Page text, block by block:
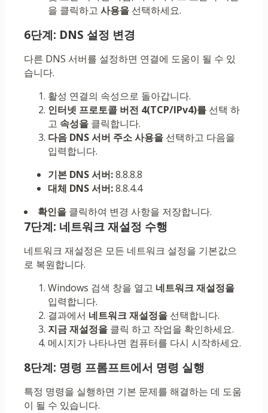
을 클릭하고 사용을 선택하세요.
6단계: DNS 설정 변경
다른 DNS 서버를 설정하면 연결에 도움이 될 수 있
습니다.
활성 연결의 속성으로 돌아갑니다.
인터넷 프로토콜 버전 4(TCP/IPv4)를 선택 하
고 속성을 클릭합니다.
다음 DNS 서버 주소 사용을 선택하고 다음을
입력합니다.
기본 DNS 서버:8.8.8.8
대체 DNS 서버:8.8.4.4
확인을 클릭하여 변경 사항을 저장합니다.
7단계: 네트워크 재설정 수행
네트워크 재설정은 모든 네트워크 설정을 기본값으
로 복원합니다.
Windows 검색 창을 열고 네트워크 재설정을
입력합니다.
결과에서 네트워크 재설정을 선택합니다.
지금 재설정을 클릭 하고 작업을 확인하세요.
메시지가 나타나면 컴퓨터를 다시 시작하세요.
8단계: 명령 프롬프트에서 명령 실행
특정 명령을 실행하면 기본 문제를 해결하는 데 도움
이 될 수 있습니다.